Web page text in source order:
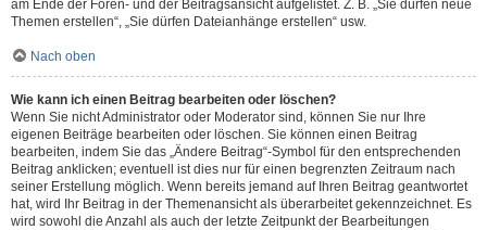
am Ende der Foren- und der Beitragsansicht aufgelistet. Z. B. „Sie dürfen neue
Themen erstellen“, „Sie dürfen Dateianhänge erstellen“ usw.
Nach oben
Wie kann ich einen Beitrag bearbeiten oder löschen?
Wenn Sie nicht Administrator oder Moderator sind, können Sie nur Ihre
eigenen Beiträge bearbeiten oder löschen. Sie können einen Beitrag
bearbeiten, indem Sie das „Ändere Beitrag“-Symbol für den entsprechenden
Beitrag anklicken; eventuell ist dies nur für einen begrenzten Zeitraum nach
seiner Erstellung möglich. Wenn bereits jemand auf Ihren Beitrag geantwortet
hat, wird Ihr Beitrag in der Themenansicht als überarbeitet gekennzeichnet. Es
wird sowohl die Anzahl als auch der letzte Zeitpunkt der Bearbeitungen